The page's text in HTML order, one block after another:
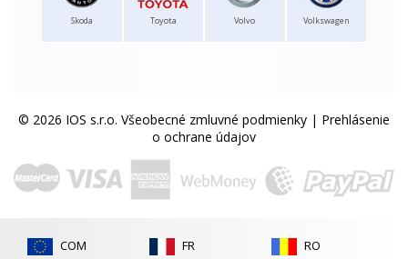
Skoda Toyota Volvo Volkswagen
© 2026 IOS s.r.o. Všeobecné zmluvné podmienky | Prehlásenie
o ochrane údajov
COM FR RO